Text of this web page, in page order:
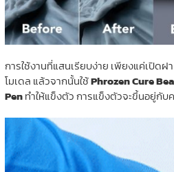
การใช้งานที่แสนเรียบง่าย เพียงแค่เปิดฝ
โมเดล แล้วจากนั้นใช้Phrozen Cure
Penทำให้แข็งตัว การแข็งตัวจะขึ้นอยู่กับ